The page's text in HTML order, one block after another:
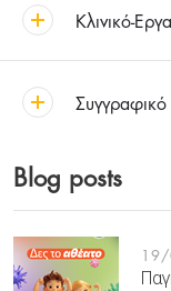
Κλινικό-
Blog posts